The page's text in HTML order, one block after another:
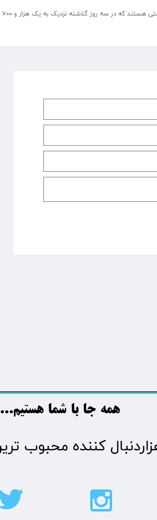
​​​همه جا با شما هستیم...​​​​​​​​​​​​​​